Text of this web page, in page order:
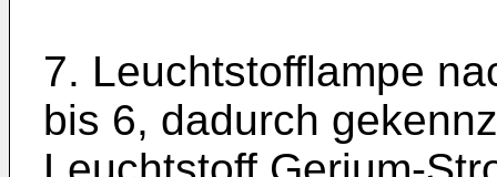
7. Leuchtstofflampe
bis 6, dadurch